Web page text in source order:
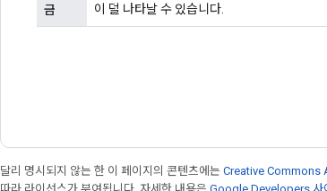
금
이 덜 나타날 수 있습니다.
달리 명시되지 않는 한 이 페이지의 콘텐츠에는 Creative Commons